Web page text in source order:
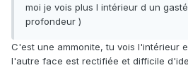
moi je vois plus l intérieur d un
profondeur )
C'est une ammonite, tu vois l'intérieur
l'autre face est rectifiée et difficile